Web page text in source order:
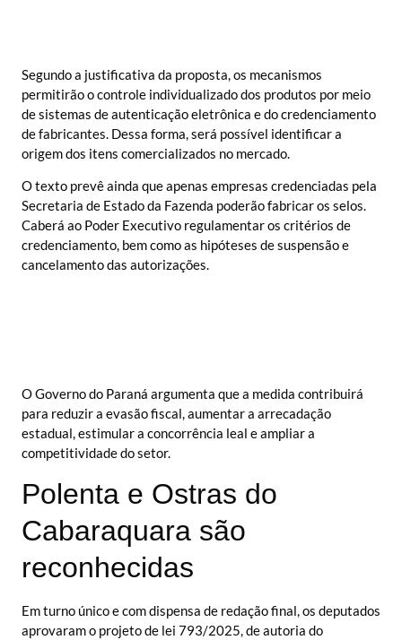
Segundo a justificativa da proposta, os mecanismos
permitirão o controle individualizado dos produtos por meio
de sistemas de autenticação eletrônica e do credenciamento
de fabricantes. Dessa forma, será possível identificar a
origem dos itens comercializados no mercado.
O texto prevê ainda que apenas empresas credenciadas pela
Secretaria de Estado da Fazenda poderão fabricar os selos.
Caberá ao Poder Executivo regulamentar os critérios de
credenciamento, bem como as hipóteses de suspensão e
cancelamento das autorizações.
O Governo do Paraná argumenta que a medida contribuirá
para reduzir a evasão fiscal, aumentar a arrecadação
estadual, estimular a concorrência leal e ampliar a
competitividade do setor.
Polenta e Ostras do
Cabaraquara são
reconhecidas
Em turno único e com dispensa de redação final, os deputados
aprovaram o projeto de lei 793/2025, de autoria do